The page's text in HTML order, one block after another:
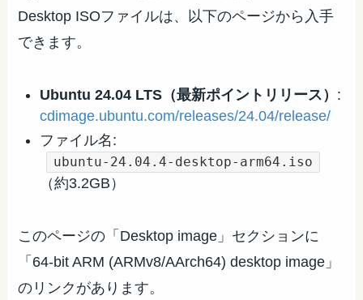
Desktop ISOファイルは、以下のページから入手
できます。
Ubuntu 24.04 LTS（最新ポイントリリース） :
cdimage.ubuntu.com/releases/24.04/release/
ファイル名:
ubuntu-24.04.4-desktop-arm64.iso
（約3.2GB）
このページの「Desktop image」セクションに
「64-bit ARM (ARMv8/AArch64) desktop image」
のリンクがあります。